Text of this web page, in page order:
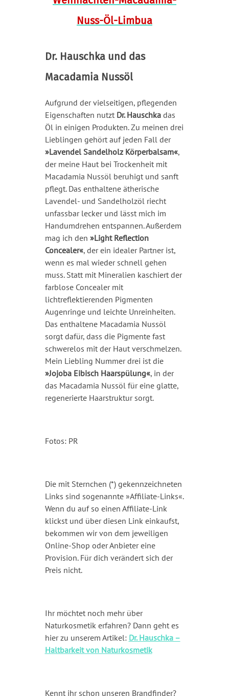
Dr. Hauschka und das
Macadamia Nussöl
Aufgrund der vielseitigen, pflegenden
Eigenschaften nutzt Dr. Hauschkadas
Öl in einigen Produkten. Zu meinen drei
Lieblingen gehört auf jeden Fall der
»Lavendel Sandelholz Körperbalsam«,
der meine Haut bei Trockenheit mit
Macadamia Nussöl beruhigt und sanft
pflegt. Das enthaltene ätherische
Lavendel- und Sandelholzöl riecht
unfassbar lecker und lässt mich im
Handumdrehen entspannen. Außerdem
mag ich den »Light Reflection
Concealer«, der ein idealer Partner ist,
wenn es mal wieder schnell gehen
muss. Statt mit Mineralien kaschiert der
farblose Concealer mit
lichtreflektierenden Pigmenten
Augenringe und leichte Unreinheiten.
Das enthaltene Macadamia Nussöl
sorgt dafür, dass die Pigmente fast
schwerelos mit der Haut verschmelzen.
Mein Liebling Nummer drei ist die
»Jojoba Eibisch Haarspülung«, in der
das Macadamia Nussöl für eine glatte,
regenerierte Haarstruktur sorgt.
Fotos: PR
Die mit Sternchen (*) gekennzeichneten
Links sind sogenannte »Affiliate-Links«.
Wenn du auf so einen Affiliate-Link
klickst und über diesen Link einkaufst,
bekommen wir von dem jeweiligen
Online-Shop oder Anbieter eine
Provision. Für dich verändert sich der
Preis nicht.
Ihr möchtet noch mehr über
Naturkosmetik erfahren? Dann geht es
hier zu unserem Artikel: Dr. Hauschka –
Haltbarkeit von Naturkosmetik
Kennt ihr schon unseren Brandfinder?